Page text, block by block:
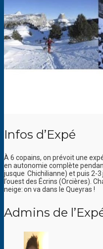
Infos d’Expé
À 6 copains, on prévoit une
en autonomie complète
jusque Chichilianne) et puis 2-
l’ouest des Écrins (Orcières).
neige: on va dans le Queyras !
Admins de